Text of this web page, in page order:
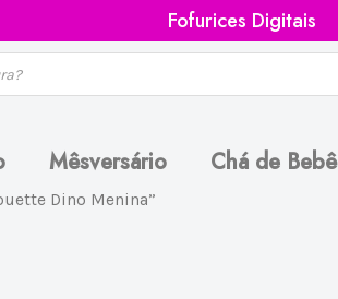
Fofurices Digitais
Mêsversário Chá de Bebê
Dino Menina”